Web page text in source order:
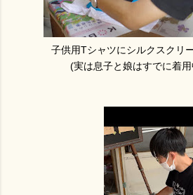
子供用Tシャツにシルクスクリ
(実は息子と娘はすでに着